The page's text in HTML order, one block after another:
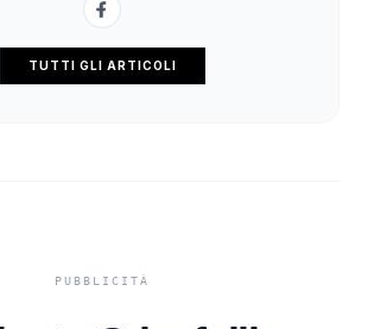
TUTTI GLI ARTICOLI